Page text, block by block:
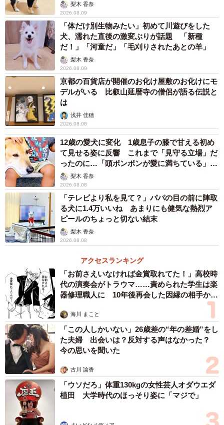
梨木 香奈
2026.08.09
「体だけ別生物みたい」初めて川遊びをした
犬、濡れた直後の激変ぶりが話題 「新種
だ！」「河童だ」「毛刈りされたあとの羊」
梨木 香奈
2026.08.09
京都の百貨店が開催のお化け屋敷のお化けにモ
デルがいる 比叡山延暦寺の僧侶が語る伝説と
は
浅井 佳穂
2026.08.08
12歳の愛犬に変化 1歳息子の膝で甘える初め
て見せる姿に反響 これまで「見守る立場」だ
ったのに…「頭ポンポンが愛に満ちている」
「尊…」
梨木 香奈
2026.08.08
「テレビより私を見て？」パパの目の前に陣取
る犬に1.4万いいね あまりにも健気な熱烈ア
ピールのちょっと切ない結末
梨木 香奈
2026.08.08
アクセスランキング
「お前さえいなければ金賞取れてた！」高校時
代の演奏会がトラウマ……責められた学生は楽
器修理職人に 10年後再会した因縁の相手から
海川 まこと
「この人しかいない」26歳差の“年の差婚”をし
た夫婦 出会いは？反対する声はなかった？
今の思いを聞いた
古川 諭香
「ウソだろ」体重130kgの女性芸人オダウエダ
植田 大学時代のほっそり姿に「マジで」